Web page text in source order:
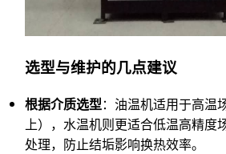
选型与维护的几点建议
根据介质选型：油温机适用于高
上），水温机则更适合低温高精度
处理，防止结垢影响换热效率。